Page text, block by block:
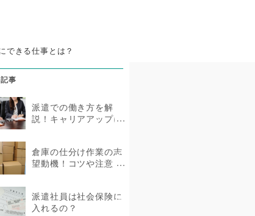
できる仕事とは？
事
派遣での働き方を解
説！キャリアアップに
倉庫の仕分け作業の志
望動機！コツや注意
派遣社員は社会保険に
入れるの？